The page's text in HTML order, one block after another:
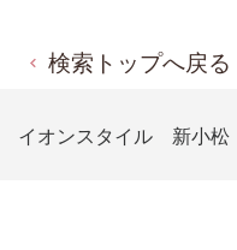
検索トップへ戻る
イオンスタイル 新小松